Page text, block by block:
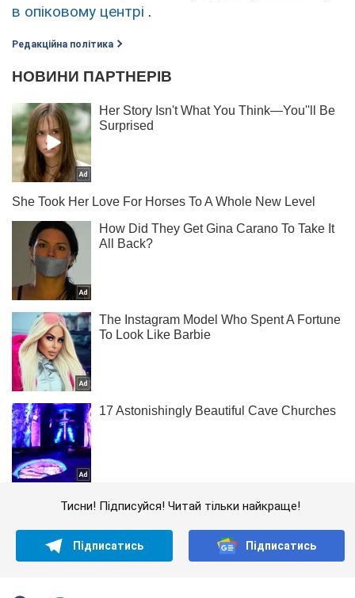
в опіковому центрі .
Редакційна політика
Тисни! Підписуйся! Читай тільки найкраще!
Підписатись Підписатись